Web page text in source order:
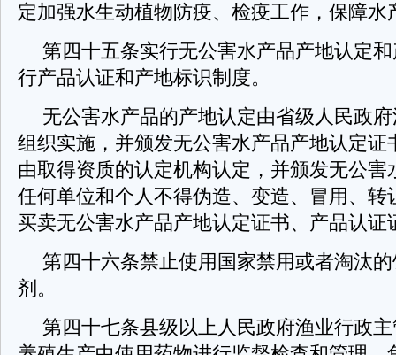
定加强水生动植物防疫、检疫工作，保障水
第四十五条实行无公害水产品产地认定
行产品认证和产地标识制度。
无公害水产品的产地认定由省级人民政
组织实施，并颁发无公害水产品产地认定证
由取得资质的认定机构认定，并颁发无公害
任何单位和个人不得伪造、变造、冒用、转
买卖无公害水产品产地认定证书、产品认证
第四十六条禁止使用国家禁用或者淘汰
剂。
第四十七条县级以上人民政府渔业行政